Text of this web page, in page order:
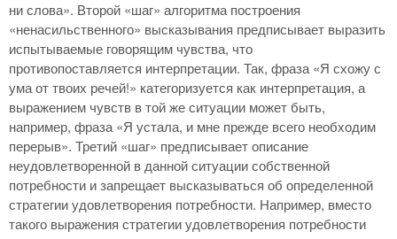
ни слова». Второй «шаг» алгоритма построения
«ненасильственного» высказывания предписывает выразить
испытываемые говорящим чувства, что
противопоставляется интерпретации. Так, фраза «Я схожу с
ума от твоих речей!» категоризуется как интерпретация, а
выражением чувств в той же ситуации может быть,
например, фраза «Я устала, и мне прежде всего необходим
перерыв». Третий «шаг» предписывает описание
неудовлетворенной в данной ситуации собственной
потребности и запрещает высказываться об определенной
стратегии удовлетворения потребности. Например, вместо
такого выражения стратегии удовлетворения потребности